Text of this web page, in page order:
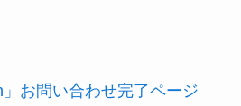
」お問い合わせ完了ページ